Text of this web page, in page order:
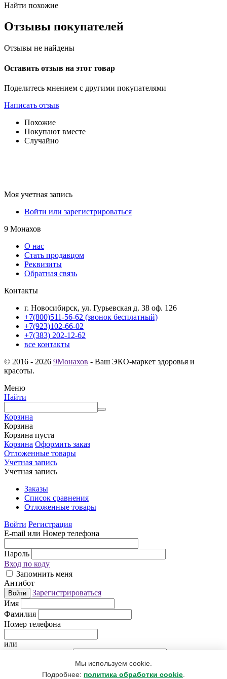
Мы используем cookie.
Подробнее: политика обработки cookie
Найти похожие
Отзывы покупателей
Отзывы не найдены
Оставить отзыв на этот товар
Поделитесь мнением с другими покупателями
Написать отзыв
Похожие
Покупают вместе
Случайно
Моя учетная запись
Войти или зарегистрироваться
9 Монахов
О нас
Стать продавцом
Реквизиты
Обратная связь
Контакты
г. Новосибирск, ул. Гурьевская д. 38 оф. 126
+7(800)511-56-62 (звонок бесплатный)
+7(923)102-66-02
+7(383) 202-12-62
все контакты
© 2016 - 2026 9Монахов - Ваш ЭКО-маркет здоровья и
красоты.
Меню
Найти
Корзина
Корзина
Корзина пуста
Корзина Оформить заказ
Отложенные товары
Учетная запись
Учетная запись
Заказы
Список сравнения
Отложенные товары
Войти Регистрация
E-mail или Номер телефона
Пароль
Вход по коду
Запомнить меня
Антибот
Войти
Зарегистрироваться
Имя
Фамилия
Номер телефона
или